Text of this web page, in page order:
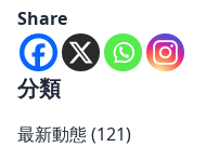
Share
分類
最新動態(121)